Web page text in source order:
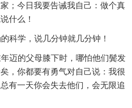
；今日我要告诫我自己：做个真
什么！
科学，说几分钟就几分钟！
迈的父母膝下时，哪怕他们鬓发
，你都要有勇气对自己说：我很
有一天你会失去他们，会无限追